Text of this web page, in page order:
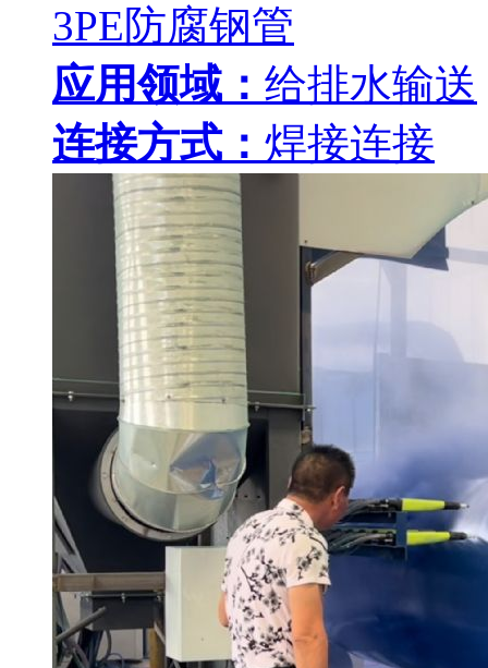
3PE防腐钢管
应用领域： 给排水输送
连接方式： 焊接连接